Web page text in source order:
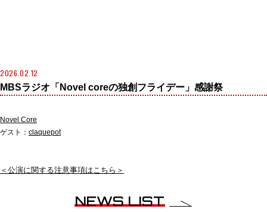
2026.02.12
MBSラジオ「Novel coreの独創フライデー」感謝祭
Novel Core
ゲスト： claquepot
＜公演に関する注意事項はこちら＞
NEWS LIST